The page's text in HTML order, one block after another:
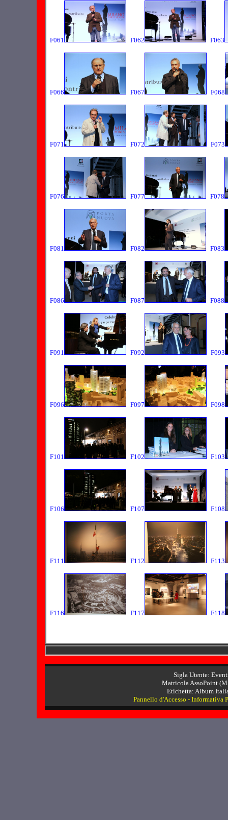
F061 F062 F063
F066 F067 F068
F071 F072 F073
F076 F077 F078
F081 F082 F083
F086 F087 F088
F091 F092 F093
F096 F097 F098
F101 F102 F103
F106 F107 F108
F111 F112 F113
F116 F117 F118
Sigla Utente:
Matricola AssoPoint
Etichetta: Album
Pannello d'Accesso - Informativa